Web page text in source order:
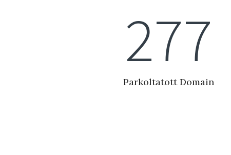
280
Parkoltatott Domain